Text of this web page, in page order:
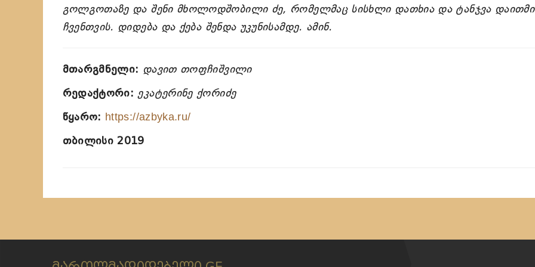
გოლგოთაზე და შენი მხოლოდშობილი ძე, რომელმაც სისხლი დათხია და ტანჯვა
ჩვენთვის. დიდება და ქება შენდა უკუნისამდე. ამინ.
მთარგმნელი: დავით თოფჩიშვილი
რედაქტორი: ეკატერინე ქორიძე
წყარო: https://azbyka.ru/
თბილისი 2019